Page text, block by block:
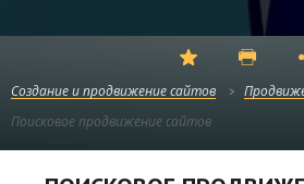
Создание и продвижение сайтов
Поисковое продвижение сайтов